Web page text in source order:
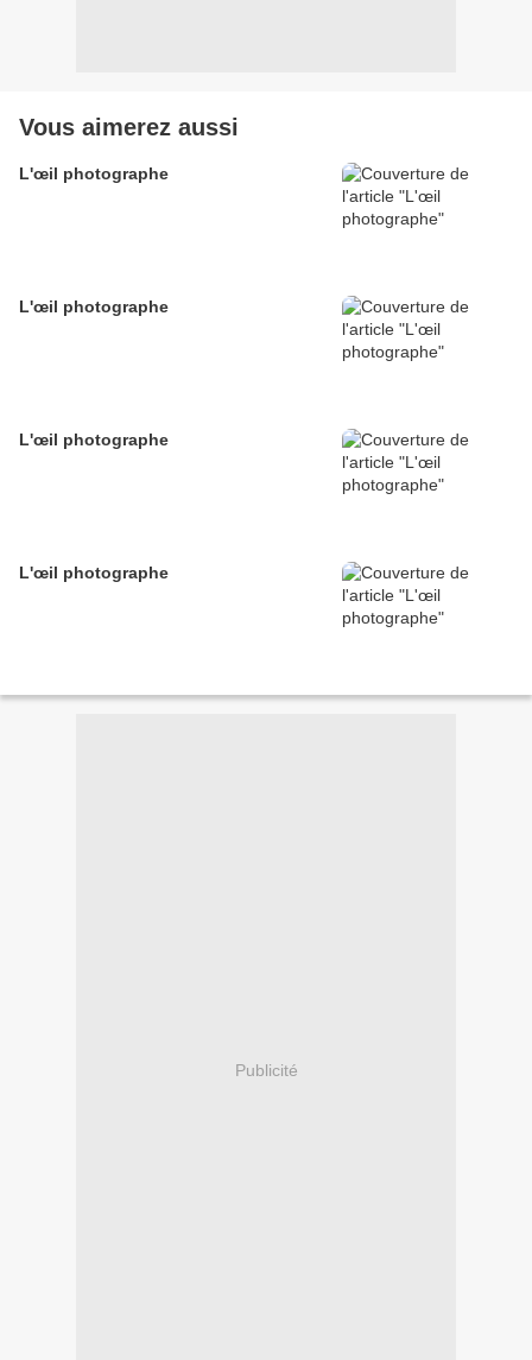
Vous aimerez aussi
L'œil photographe
L'œil photographe
L'œil photographe
L'œil photographe
Publicité